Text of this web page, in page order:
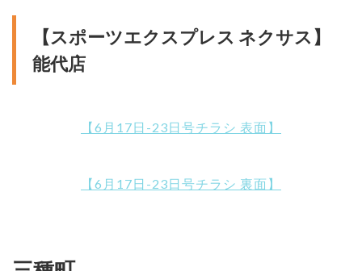
【スポーツエクスプレス ネクサス】
能代店
【6月17日-23日号チラシ 表面】
【6月17日-23日号チラシ 裏面】